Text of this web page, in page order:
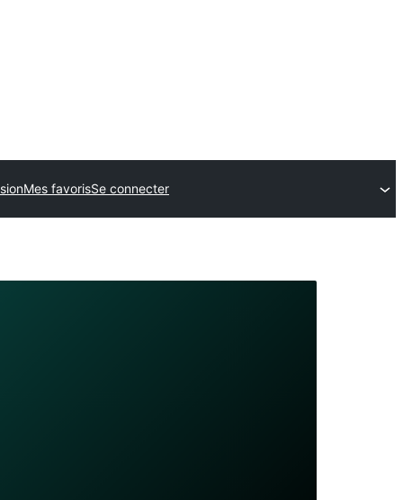
Mes favorisSe connecter